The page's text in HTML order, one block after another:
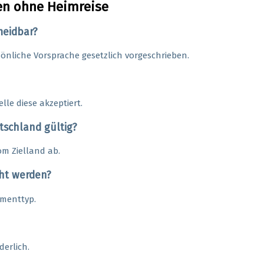
ohne Heimreise
Vorsprache gesetzlich vorgeschrieben.
diese akzeptiert.
gültig?
Zielland ab.
werden?